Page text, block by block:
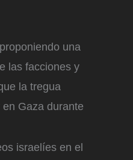
una
las facciones y
la tregua
Gaza durante
israelíes en el